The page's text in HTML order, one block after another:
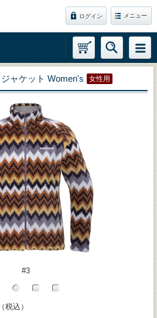
ログイン メニュー
ャケット Women's 女性用
#3
税込）